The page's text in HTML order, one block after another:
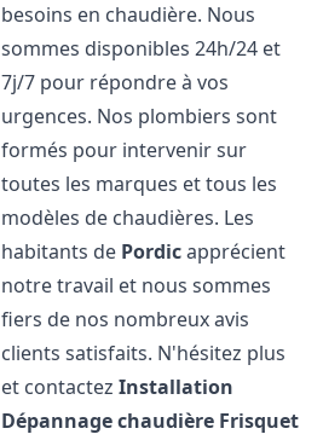
besoins en chaudière. Nous
sommes disponibles 24h/24 et
7j/7 pour répondre à vos
urgences. Nos plombiers sont
formés pour intervenir sur
toutes les marques et tous les
modèles de chaudières. Les
habitants de Pordicapprécient
notre travail et nous sommes
fiers de nos nombreux avis
clients satisfaits. N'hésitez plus
et contactezInstallation
Dépannage chaudière Frisquet